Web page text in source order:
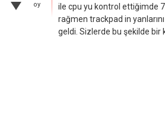
oy
ile cpu yu kontrol ettiğimde
rağmen trackpad in
geldi. Sizlerde bu şekilde bir